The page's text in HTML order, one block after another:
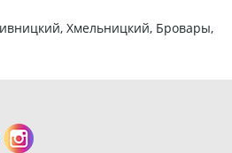
Хмельницкий, Бровары,